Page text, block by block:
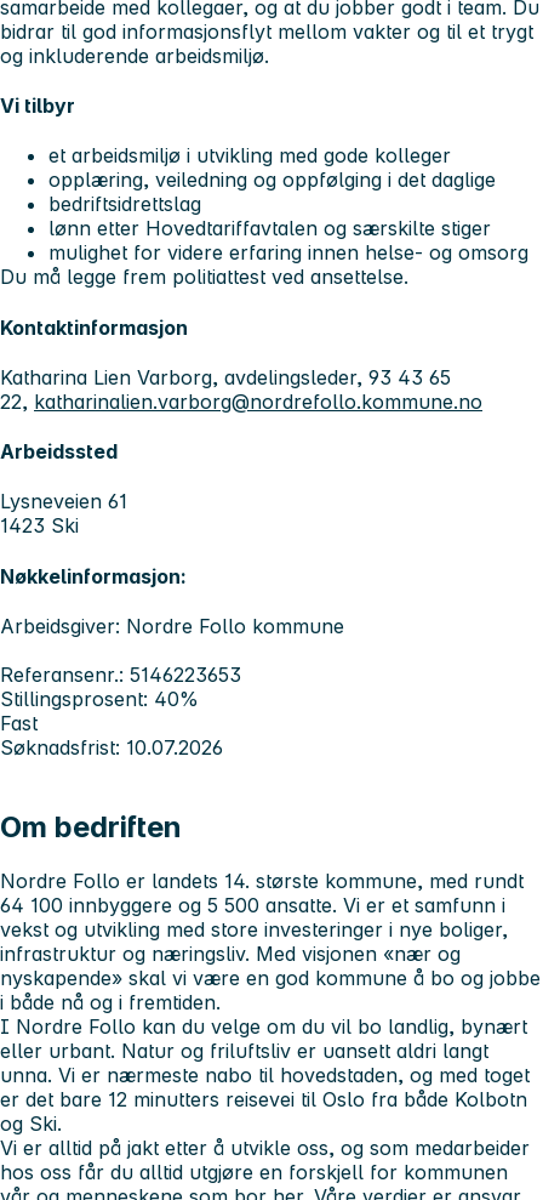
samarbeide med kollegaer, og at du jobber godt i team. Du
bidrar til god informasjonsflyt mellom vakter og til et trygt
og inkluderende arbeidsmiljø.
Vi tilbyr
et arbeidsmiljø i utvikling med gode kolleger
opplæring, veiledning og oppfølging i det daglige
bedriftsidrettslag
lønn etter Hovedtariffavtalen og særskilte stiger
mulighet for videre erfaring innen helse- og omsorg
Du må legge frem politiattest ved ansettelse.
Kontaktinformasjon
Katharina Lien Varborg, avdelingsleder, 93 43 65
22, katharinalien.varborg@nordrefollo.kommune.no
Arbeidssted
Lysneveien 61
1423 Ski
Nøkkelinformasjon:
Arbeidsgiver: Nordre Follo kommune
Referansenr.: 5146223653
Stillingsprosent: 40%
Fast
Søknadsfrist: 10.07.2026
Om bedriften
Nordre Follo er landets 14. største kommune, med rundt
64 100 innbyggere og 5 500 ansatte. Vi er et samfunn i
vekst og utvikling med store investeringer i nye boliger,
infrastruktur og næringsliv. Med visjonen «nær og
nyskapende» skal vi være en god kommune å bo og jobbe
i både nå og i fremtiden.
I Nordre Follo kan du velge om du vil bo landlig, bynært
eller urbant. Natur og friluftsliv er uansett aldri langt
unna. Vi er nærmeste nabo til hovedstaden, og med toget
er det bare 12 minutters reisevei til Oslo fra både Kolbotn
og Ski.
Vi er alltid på jakt etter å utvikle oss, og som medarbeider
hos oss får du alltid utgjøre en forskjell for kommunen